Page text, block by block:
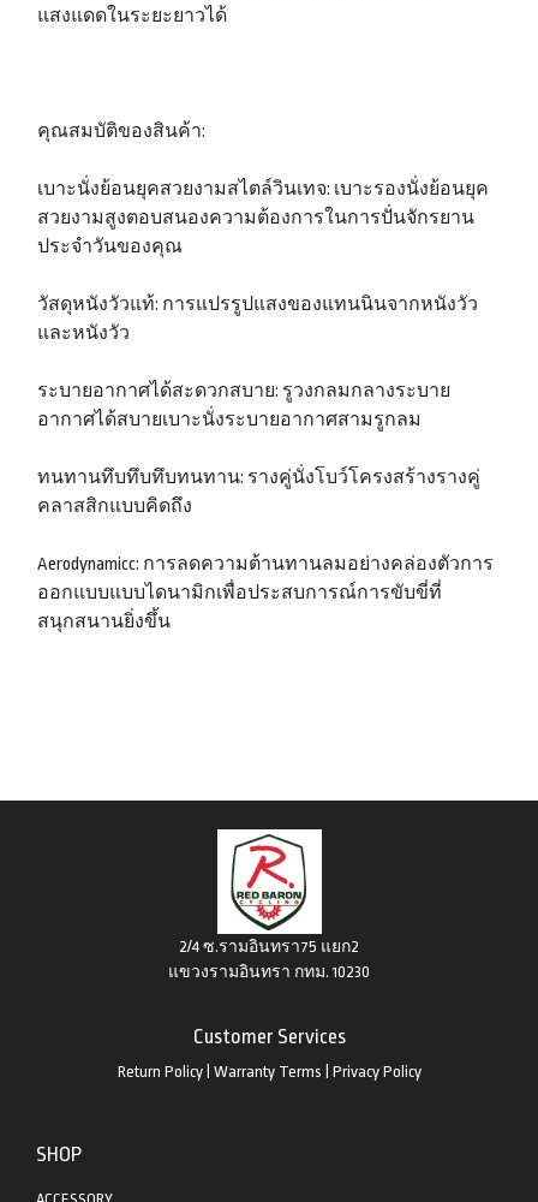
แสงแดดในระยะยาวได้
คุณสมบัติของสินค้า:
เบาะนั่งย้อนยุคสวยงามสไตล์วินเทจ: เบาะรองนั่งย้อนยุค
สวยงามสูงตอบสนองความต้องการในการปั่นจักรยาน
ประจำวันของคุณ
วัสดุหนังวัวแท้: การแปรรูปแสงของแทนนินจากหนังวัว
และหนังวัว
ระบายอากาศได้สะดวกสบาย: รูวงกลมกลางระบาย
อากาศได้สบายเบาะนั่งระบายอากาศสามรูกลม
ทนทานทึบทึบทึบทนทาน: รางคู่นั่งโบว์โครงสร้างรางคู่
คลาสสิกแบบคิดถึง
Aerodynamicc: การลดความต้านทานลมอย่างคล่องตัวการ
ออกแบบแบบไดนามิกเพื่อประสบการณ์การขับขี่ที่
สนุกสนานยิ่งขึ้น
2/4 ซ.รามอินทรา75 แยก2
แขวงรามอินทรา กทม. 10230
Customer Services
Return Policy| Warranty Terms Privacy Policy
SHOP